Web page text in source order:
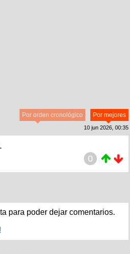
Por mejores
Por orden cronológico
10 jun 2026, 00:35
0
para poder dejar comentarios.